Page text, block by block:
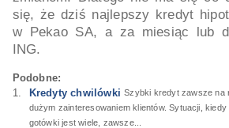
się, że dziś najlepszy kredyt
w Pekao SA, a za miesiąc lub
ING.
Podobne:
Kredyty chwilówki Szybki kredyt zawsze na
dużym zainteresowaniem klientów. Sytuacji, kiedy
gotówki jest wiele, zawsze...